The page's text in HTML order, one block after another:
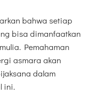
bahwa setiap
bisa dimanfaatkan
Pemahaman
asmara akan
dalam
ini.